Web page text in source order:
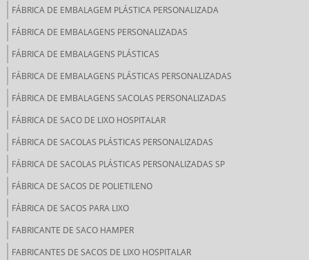
FÁBRICA DE EMBALAGEM PLÁSTICA PERSONALIZADA
FÁBRICA DE EMBALAGENS PERSONALIZADAS
FÁBRICA DE EMBALAGENS PLÁSTICAS
FÁBRICA DE EMBALAGENS PLÁSTICAS PERSONALIZADAS
FÁBRICA DE EMBALAGENS SACOLAS PERSONALIZADAS
FÁBRICA DE SACO DE LIXO HOSPITALAR
FÁBRICA DE SACOLAS PLÁSTICAS PERSONALIZADAS
FÁBRICA DE SACOLAS PLÁSTICAS PERSONALIZADAS SP
FÁBRICA DE SACOS DE POLIETILENO
FÁBRICA DE SACOS PARA LIXO
FABRICANTE DE SACO HAMPER
FABRICANTES DE SACOS DE LIXO HOSPITALAR